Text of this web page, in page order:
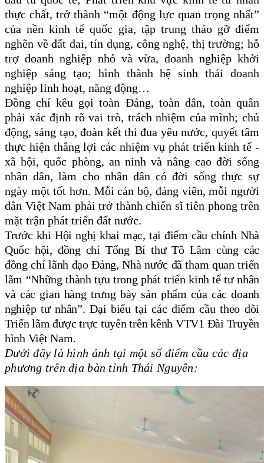
thực chất, trở thành “một động lực quan trọng nhất”
của nền kinh tế quốc gia, tập trung tháo gỡ điểm
nghẽn về đất đai, tín dụng, công nghệ, thị trường; hỗ
trợ doanh nghiệp nhỏ và vừa, doanh nghiệp khởi
nghiệp sáng tạo; hình thành hệ sinh thái doanh
nghiệp linh hoạt, năng động…
Đồng chí kêu gọi toàn Đảng, toàn dân, toàn quân
phải xác định rõ vai trò, trách nhiệm của mình; chủ
động, sáng tạo, đoàn kết thi đua yêu nước, quyết tâm
thực hiện thắng lợi các nhiệm vụ phát triển kinh tế -
xã hội, quốc phòng, an ninh và nâng cao đời sống
nhân dân, làm cho nhân dân có đời sống thực sự
ngày một tốt hơn. Mỗi cán bộ, đảng viên, mỗi người
dân Việt Nam phải trở thành chiến sĩ tiên phong trên
mặt trận phát triển đất nước.
Trước khi Hội nghị khai mạc, tại điểm cầu chính Nhà
Quốc hội, đồng chí Tổng Bí thư Tô Lâm cùng các
đồng chí lãnh đạo Đảng, Nhà nước đã tham quan triển
lãm “Những thành tựu trong phát triển kinh tế tư nhân
và các gian hàng trưng bày sản phẩm của các doanh
nghiệp tư nhân”. Đại biểu tại các điểm cầu theo dõi
Triển lãm được trực tuyến trên kênh VTV1 Đài Truyền
hình Việt Nam.
Dưới đây là hình ảnh tại một số điểm cầu các địa
phương trên địa bàn tỉnh Thái Nguyên: